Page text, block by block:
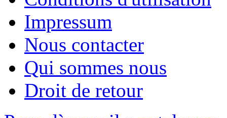
Impressum
Nous contacter
Qui sommes nous
Droit de retour